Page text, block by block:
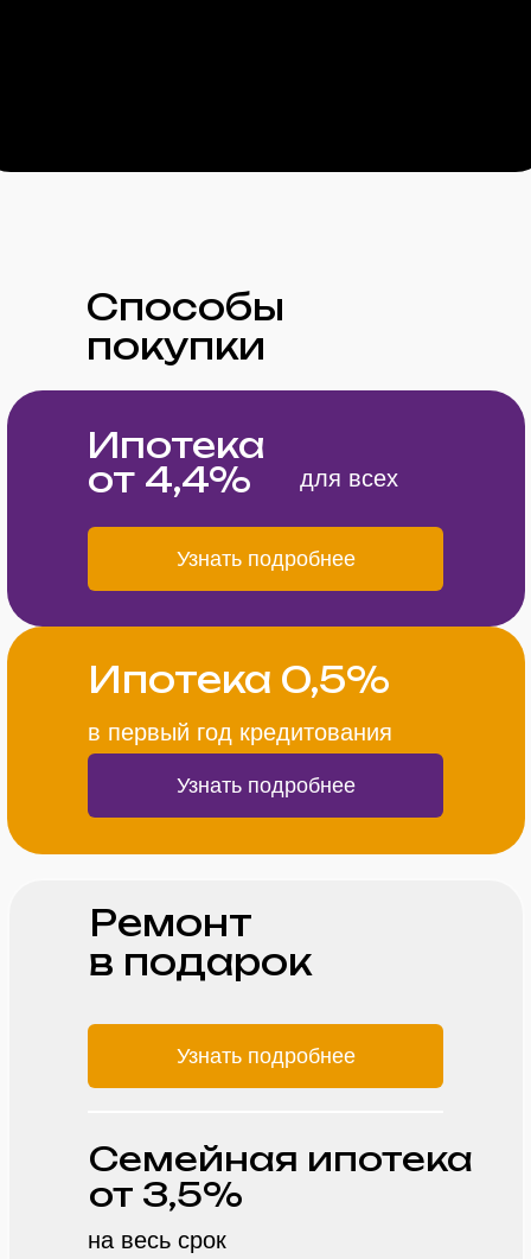
Способы
покупки
Ремонт
в подарок
Cемейная ипотека
от 3,5%
на весь срок
Узнать подробнее
Ипотека
от 4,4%
Узнать подробнее
Ипотека 0,5%
Узнать подробнее
в первый год кредитования
для всех